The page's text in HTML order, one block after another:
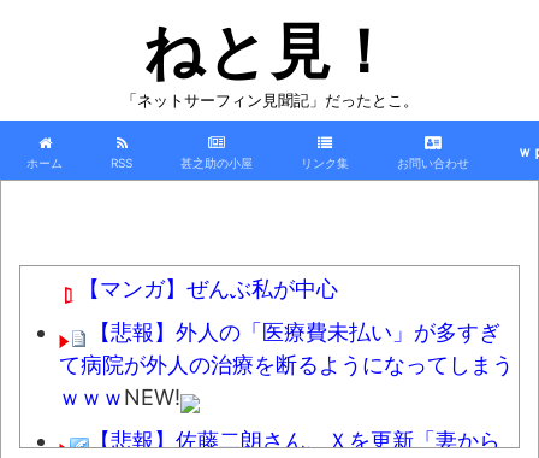
ねと見！
「ネットサーフィン見聞記」だったとこ。
ホーム RSS 甚之助の小屋 リンク集 お問い合わせ
ｗ
【マンガ】ぜんぶ私が中心
【悲報】外人の「医療費未払い」が多すぎ
て病院が外人の治療を断るようになってしまう
ｗｗｗNEW!
【悲報】佐藤二朗さん、Ｘを更新「妻から